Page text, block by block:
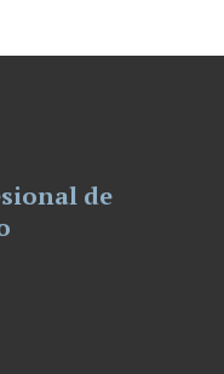
de